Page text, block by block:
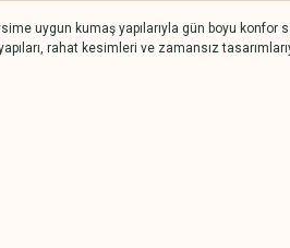
uygun kumaş yapılarıyla gün boyu
rahat kesimleri ve zamansız